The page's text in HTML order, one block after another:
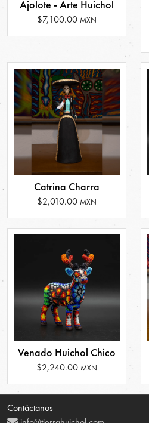
Ajolote - Arte Huichol
$7,100.00 MXN
Catrina Charra
$2,010.00 MXN
Venado Huichol Chico
$2,240.00 MXN
Contáctanos